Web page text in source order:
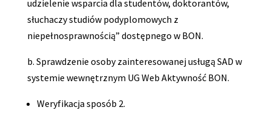
udzielenie wsparcia dla studentów, doktorantów,
słuchaczy studiów podyplomowych z
niepełnosprawnością” dostępnego w BON.
b. Sprawdzenie osoby zainteresowanej usługą SAD w
systemie wewnętrznym UG Web Aktywność BON.
Weryfikacja sposób 2.